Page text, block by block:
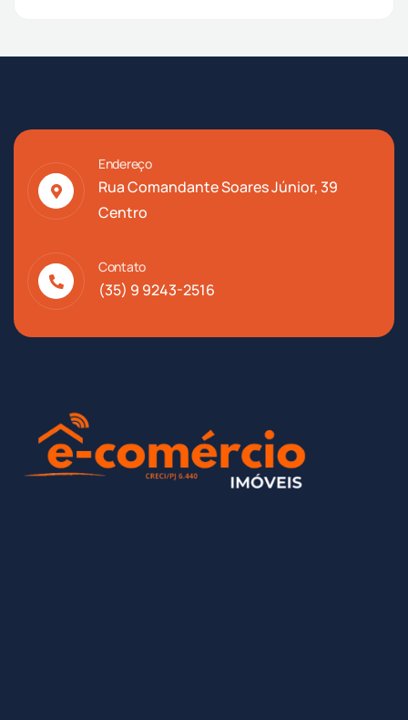
Endereço
Rua Comandante Soares Júnior, 39
Centro
Contato
(35) 9 9243-2516